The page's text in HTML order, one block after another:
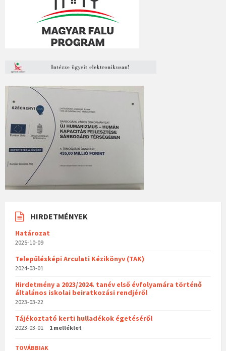
HIRDETMÉNYEK
Határozat
2025-10-09
Településképi Arculati Kézikönyv (TAK)
2024-03-01
Hirdetmény a 2023/2024. tanév első évfolyamára történő
általános iskolai beiratkozási rendjéről
2023-03-22
Tájékoztató kerti hulladékok égetéséről
2023-03-01 1 melléklet
TOVÁBBIAK